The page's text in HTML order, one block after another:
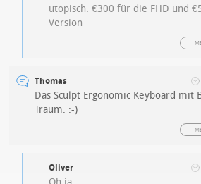
utopisch. €300 für die FHD und
Version
Thomas
Das Sculpt Ergonomic Keyboard mit
Traum. :-)
Oliver